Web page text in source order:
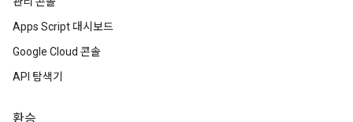
Apps Script 대시보드
Google Cloud 콘솔
API 탐색기
환승